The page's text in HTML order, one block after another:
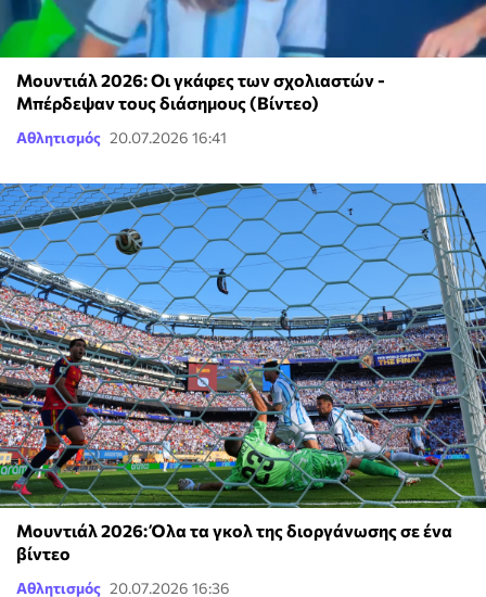
Μουντιάλ 2026: Οι γκάφες των σχολιαστών -
Μπέρδεψαν τους διάσημους (Βίντεο)
Αθλητισμός 20.07.2026 16:41
Μουντιάλ 2026: Όλα τα γκολ της διοργάνωσης σε ένα
βίντεο
Αθλητισμός 20.07.2026 16:36